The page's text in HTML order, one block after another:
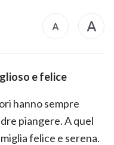
e felice
hanno sempre
piangere. A quel
felice e serena.